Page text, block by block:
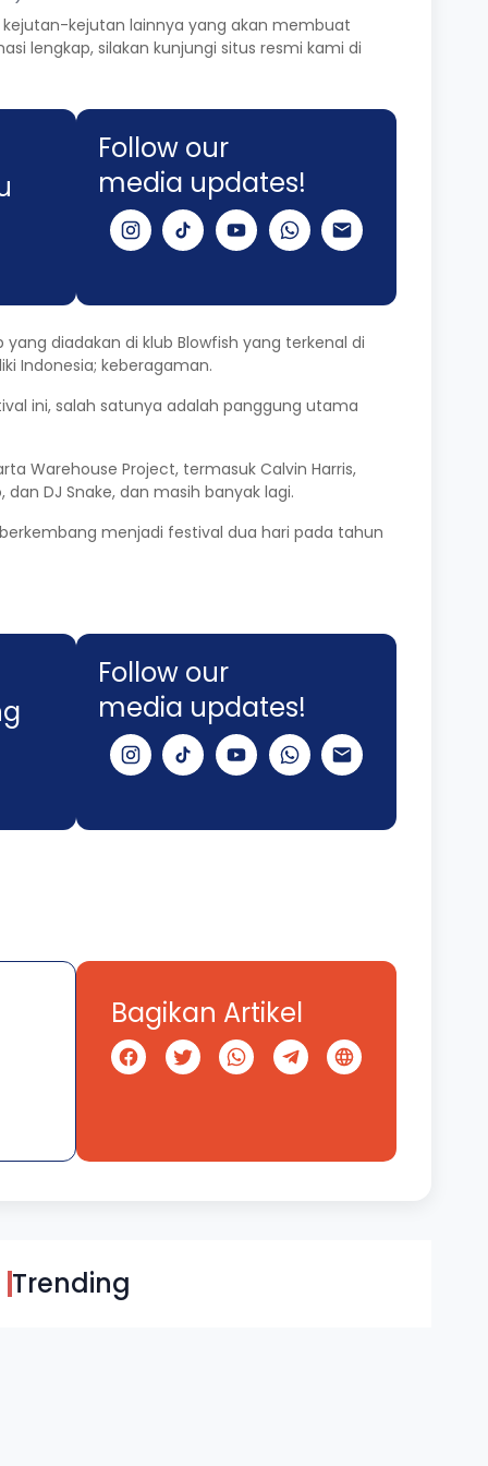
kejutan-kejutan lainnya yang akan membuat
lengkap, silakan kunjungi situs resmi kami di
Follow our
media updates!
diadakan di klub Blowfish yang terkenal di
Indonesia; keberagaman.
ini, salah satunya adalah panggung utama
Warehouse Project, termasuk Calvin Harris,
dan DJ Snake, dan masih banyak lagi.
menjadi festival dua hari pada tahun
Follow our
media updates!
Bagikan Artikel
Trending